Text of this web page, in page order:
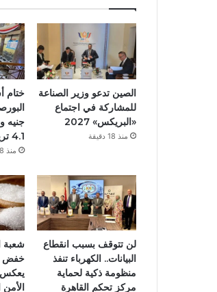
ب
ك
الصين تدعو وزير الصناعة
للمشاركة في اجتماع
«البريكس» 2027
منذ 18 دقيقة
ختام
جنيه
4.1 تريليون
منذ 38 دقيقة
لن تتوقف بسبب انقطاع
البيانات.. الكهرباء تنفذ
منظومة ذكية لحماية
مركز تحكم القاهرة
شعبة
خفض
يعكس